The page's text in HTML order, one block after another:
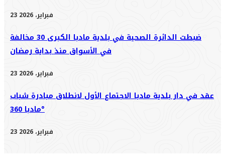
23 فبراير، 2026
ضبطت الدائرة الصحية في بلدية مادبا الكبرى 30 مخالفة
في الأسواق منذ بداية رمضان
23 فبراير، 2026
عقد في دار بلدية مادبا الاجتماع الأول لانطلاق مبادرة شباب
مادبا 360°
23 فبراير، 2026